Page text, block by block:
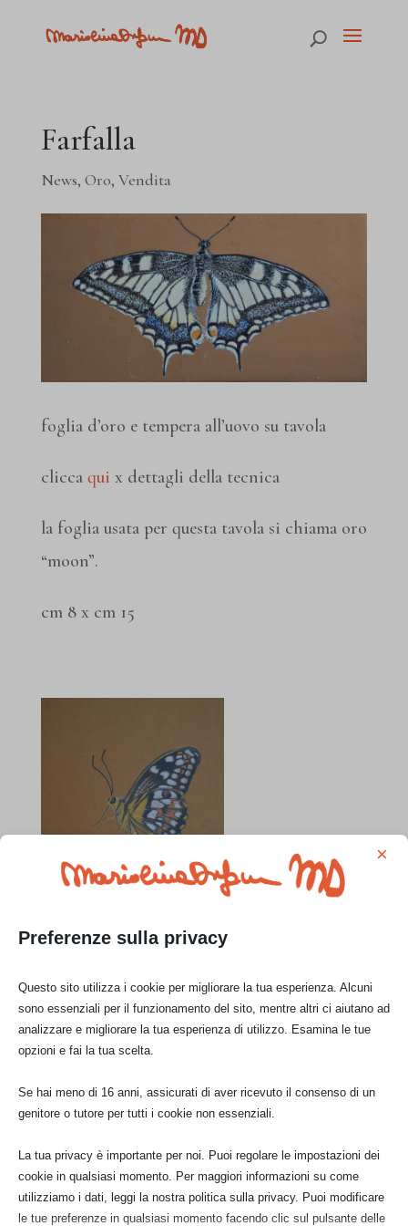
Farfalla
News, Oro, Vendita
foglia d’oro e tempera all’uovo su tavola
clicca qui x dettagli della tecnica
la foglia usata per questa tavola si chiama oro
“moon”.
cm 8 x cm 15
anche a matita un soggetto simile è stato
realizzato su un foglio color ocra che genera
un effetto diverso..
Prezzo di vendita: € 300,00
CONTATTAMI
Preferenze sulla privacy
×
Questo sito utilizza i cookie per migliorare la tua esperienza. Alcuni
sono essenziali per il funzionamento del sito, mentre altri ci aiutano ad
analizzare e migliorare la tua esperienza di utilizzo. Esamina le tue
opzioni e fai la tua scelta.
Se hai meno di 16 anni, assicurati di aver ricevuto il consenso di un
genitore o tutore per tutti i cookie non essenziali.
La tua privacy è importante per noi. Puoi regolare le impostazioni dei
cookie in qualsiasi momento. Per maggiori informazioni su come
utilizziamo i dati, leggi la nostra politica sulla privacy. Puoi modificare
le tue preferenze in qualsiasi momento facendo clic sul pulsante delle